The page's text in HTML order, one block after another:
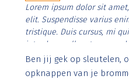
Lorem ipsum dolor sit
elit. Suspendisse varius
tristique. Duis cursus, mi
interdum nulla, ut
Aenean faucibus nibh et
imperdiet. Nunc ut sem
Ben jij gek op sleutelen,
opknappen van je